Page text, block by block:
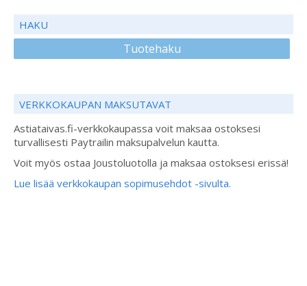
HAKU
Tuotehaku
VERKKOKAUPAN MAKSUTAVAT
Astiataivas.fi-verkkokaupassa voit maksaa ostoksesi
turvallisesti Paytrailin maksupalvelun kautta.
Voit myös ostaa Joustoluotolla ja maksaa ostoksesi erissä!
Lue lisää verkkokaupan sopimusehdot -sivulta.